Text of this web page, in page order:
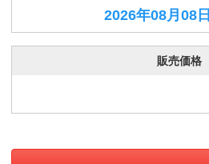
2026年08月08日
販売価格